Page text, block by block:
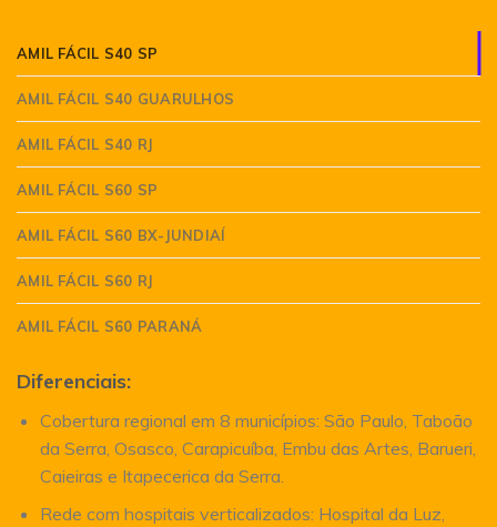
AMIL FÁCIL S40 SP
AMIL FÁCIL S40 GUARULHOS
AMIL FÁCIL S40 RJ
AMIL FÁCIL S60 SP
AMIL FÁCIL S60 BX-JUNDIAÍ
AMIL FÁCIL S60 RJ
AMIL FÁCIL S60 PARANÁ
Diferenciais:
Cobertura regional em 8 municípios: São Paulo, Taboão
da Serra, Osasco, Carapicuíba, Embu das Artes, Barueri,
Caieiras e Itapecerica da Serra.
Rede com hospitais verticalizados: Hospital da Luz,